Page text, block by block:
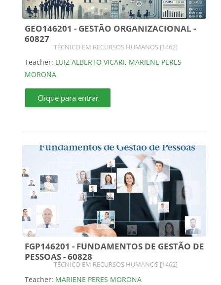
GEO146201 - GESTÃO ORGANIZACIONAL -
60827
Course category
TÉCNICO EM RECURSOS HUMANOS [1462]
Teacher: LUIZ ALBERTO VICARI, MARIENE PERES
MORONA
Clique para entrar
FGP146201 - FUNDAMENTOS DE GESTÃO DE
PESSOAS - 60828
Course category
TÉCNICO EM RECURSOS HUMANOS [1462]
Teacher: MARIENE PERES MORONA